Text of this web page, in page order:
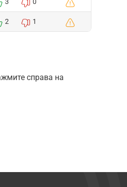
2 1
справа на